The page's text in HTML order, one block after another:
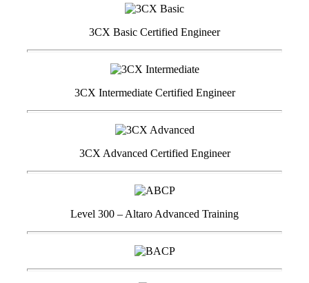
3CX Basic Certified Engineer
3CX Intermediate Certified Engineer
3CX Advanced Certified Engineer
Level 300 – Altaro Advanced Training